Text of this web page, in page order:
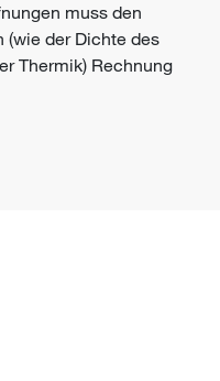
muss den
(wie der Dichte des
Thermik) Rechnung